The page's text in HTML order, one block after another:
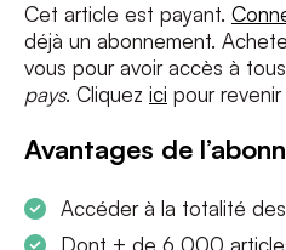
Cet article est payant.
déjà un abonnement.
vous pour avoir accès à
pays. Cliquez ici pour revenir
Avantages de
Accéder à la totalité
Dont + de 6 000